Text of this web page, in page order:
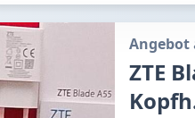
Angebot
ZTE